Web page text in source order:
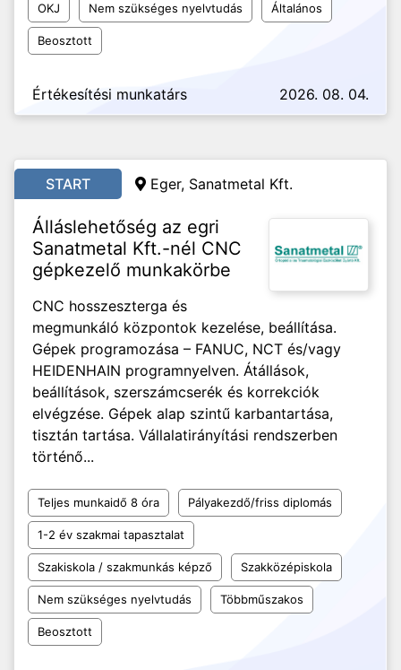
OKJ Nem szükséges nyelvtudás Általános
Beosztott
Értékesítési munkatárs 2026. 08. 04.
START Eger, Sanatmetal Kft.
Álláslehetőség az egri
Sanatmetal Kft.-nél CNC
gépkezelő munkakörbe
CNC hosszeszterga és
megmunkáló központok kezelése, beállítása.
Gépek programozása – FANUC, NCT és/vagy
HEIDENHAIN programnyelven. Átállások,
beállítások, szerszámcserék és korrekciók
elvégzése. Gépek alap szintű karbantartása,
tisztán tartása. Vállalatirányítási rendszerben
történő...
Teljes munkaidő 8 óra Pályakezdő/friss diplomás
1-2 év szakmai tapasztalat
Szakiskola / szakmunkás képző Szakközépiskola
Nem szükséges nyelvtudás Többműszakos
Beosztott